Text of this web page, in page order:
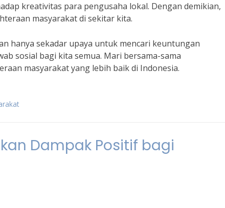
kreativitas para pengusaha lokal. Dengan demikian,
masyarakat di sekitar kita.
hanya sekadar upaya untuk mencari keuntungan
sosial bagi kita semua. Mari bersama-sama
masyarakat yang lebih baik di Indonesia.
Dampak Positif bagi